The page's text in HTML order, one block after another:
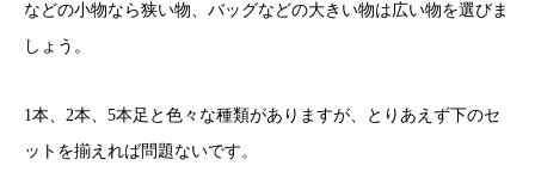
などの小物なら狭い物、バッグなどの大きい物は広い物を選びま
しょう。
1本、2本、5本足と色々な種類がありますが、とりあえず下のセ
ットを揃えれば問題ないです。